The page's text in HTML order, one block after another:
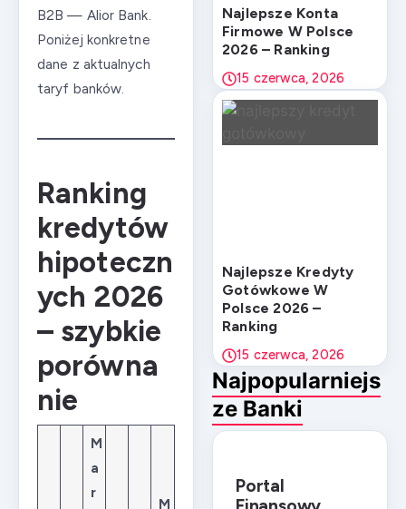
B2B — Alior Bank.
Poniżej konkretne
dane z aktualnych
taryf banków.
Ranking
kredytów
hipoteczn
ych 2026
– szybkie
porówna
nie
M
a
r
M
Najlepsze Konta
Firmowe W Polsce
2026 – Ranking
15 czerwca, 2026
Najlepsze Kredyty
Gotówkowe W
Polsce 2026 –
Ranking
15 czerwca, 2026
Najpopularniejs
ze Banki
Portal